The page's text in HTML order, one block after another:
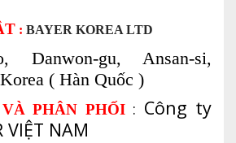
: BAYER KOREA LTD
Danwon-gu, Ansan-si,
( Hàn Quốc )
PHÂN PHỐI : Công ty
VIỆT NAM